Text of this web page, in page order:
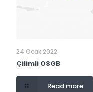
24 Ocak 2022
Çilimli OSGB
Read more